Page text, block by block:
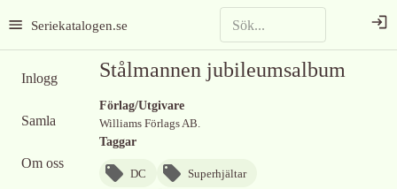
Seriekatalogen.se
Inlogg
Samla
Om oss
Stålmannen jubileumsalbum
Förlag/Utgivare
Williams Förlags AB.
Taggar
DC
Superhjältar